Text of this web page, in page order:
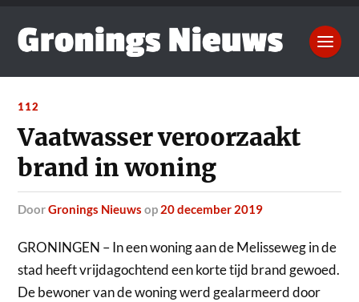
112
Vaatwasser veroorzaakt
brand in woning
doorGronings Nieuws op 20 december 2019
GRONINGEN – In een woning aan de Melisseweg in de
stad heeft vrijdagochtend een korte tijd brand gewoed.
De bewoner van de woning werd gealarmeerd door